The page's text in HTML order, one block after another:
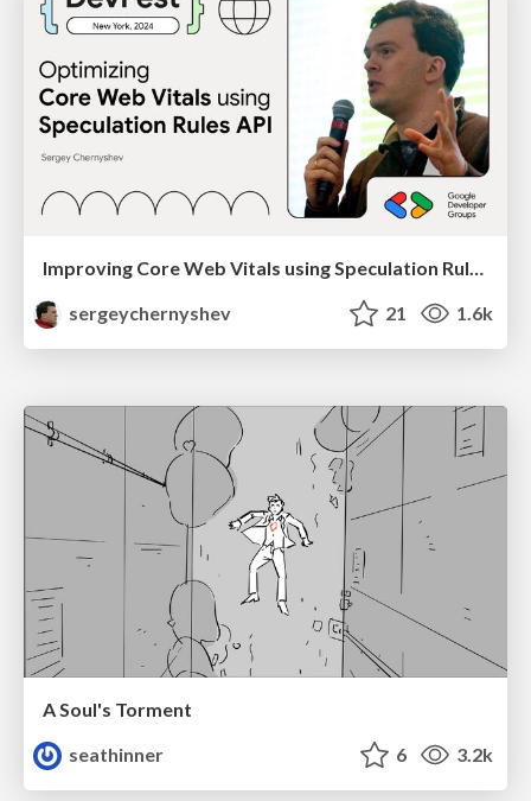
Improving Core Web Vitals using Speculation Rules API
sergeychernyshev
21 1.6k
A Soul's Torment
seathinner
6 3.2k